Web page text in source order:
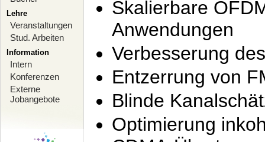
Lehre
Veranstaltungen
Stud. Arbeiten
Information
Intern
Konferenzen
Externe
Jobangebote
Skalierbare
Anwendungen
Verbesserung
Entzerrung von
Blinde
Optimierung